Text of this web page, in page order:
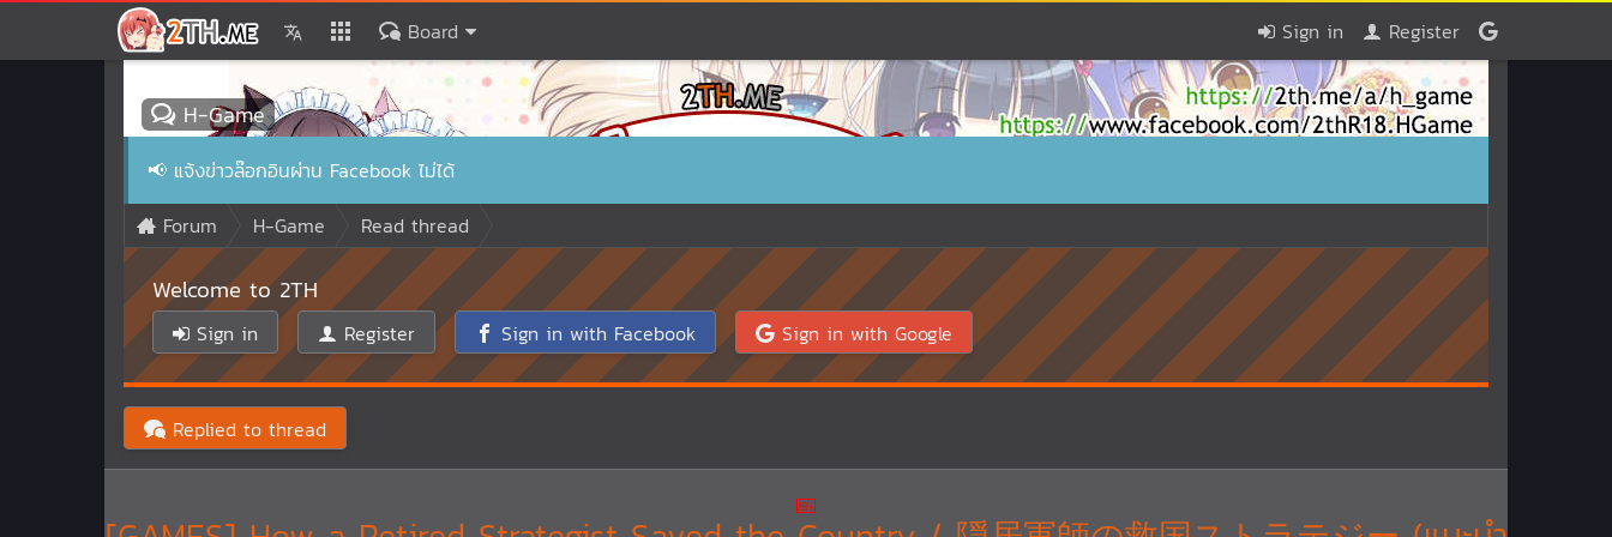
Sign in Register
Board
H-Game
📢 แจ้งข่าวล๊อกอินผ่าน Facebook ไม่ได้
Forum
H-Game Read thread
Welcome to 2TH
Sign in Register Sign in with Facebook Sign in with Google
Replied to thread